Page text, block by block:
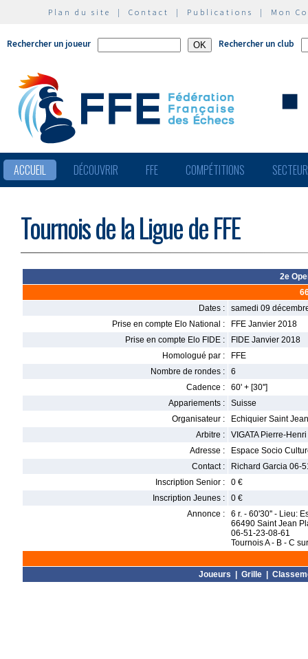
Plan du site | Contact | Publications | Mon
Rechercher un joueur Rechercher un club
ACCUEIL DÉCOUVRIR FFE COMPÉTITIONS
Tournois de la Ligue de FFE
2e
Dates :
samedi 09
Prise en compte Elo National :
FFE Janvier 2018
Prise en compte Elo FIDE :
FIDE Janvier 2018
Homologué par :
FFE
Nombre de rondes :
6
Cadence :
60' + [30'']
Appariements :
Suisse
Organisateur :
Echiquier Saint
Arbitre :
VIGATA Pierre-Henri
Adresse :
Espace Socio
Contact :
Richard Garcia 06-
Inscription Senior :
0 €
Inscription Jeunes :
0 €
Annonce :
6 r. - 60'30'' - Lieu:
66490 Saint Jean
06-51-23-08-61
Tournois A - B - C
Joueurs Grille